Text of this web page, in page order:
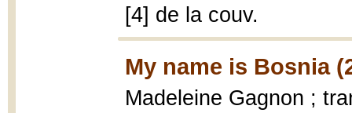
[4] de la couv.
My name is Bosnia
Madeleine Gagnon ;